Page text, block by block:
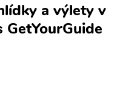
a výlety v